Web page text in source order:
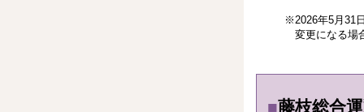
※2026年5月31日
変更になる場合
■藤枝総合